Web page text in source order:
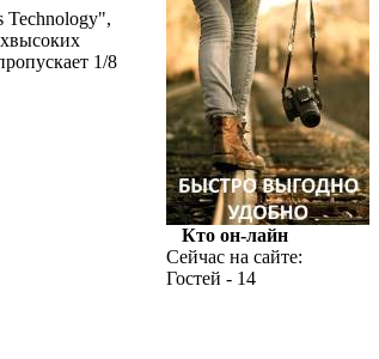
Technology",
1/8
Кто он-лайн
Сейчас на сайте:
Гостей - 14